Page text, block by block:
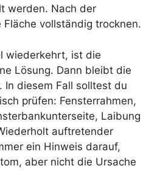
werden. Nach der
Fläche vollständig trocknen.
wiederkehrt, ist die
Lösung. Dann bleibt die
In diesem Fall solltest du
prüfen: Fensterrahmen,
Laibung
auftretender
ein Hinweis darauf,
aber nicht die Ursache